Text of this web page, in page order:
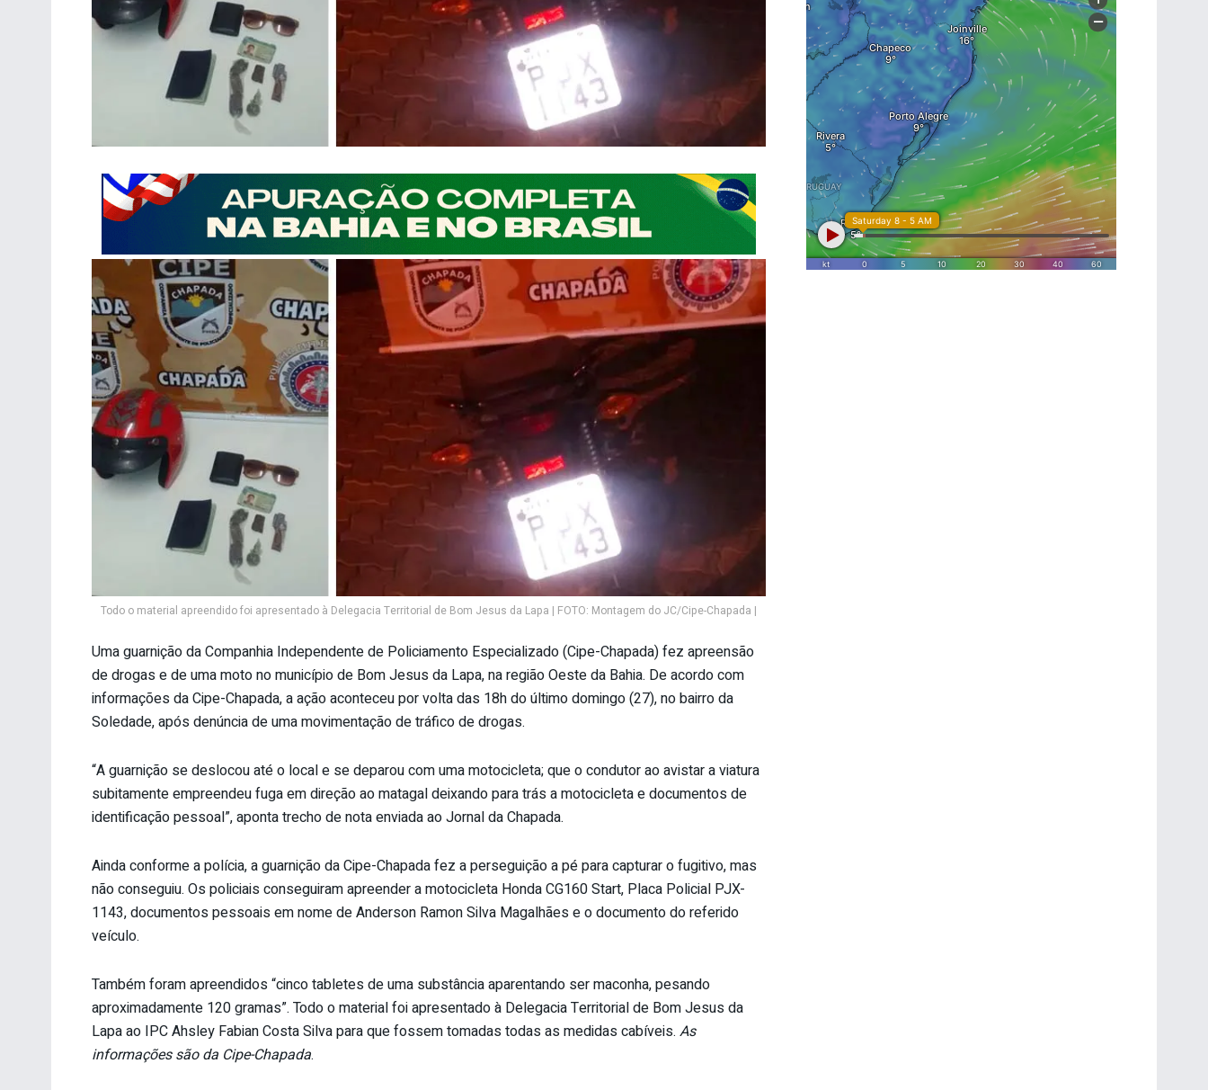
Todo o material apreendido foi apresentado à Delegacia Territorial de Bom Jesus da Lapa | FOTO: Montagem do JC/Cipe-Chapada |
Uma guarnição da Companhia Independente de Policiamento Especializado (Cipe-Chapada) fez apreensão
de drogas e de uma moto no município de Bom Jesus da Lapa, na região Oeste da Bahia. De acordo com
informações da Cipe-Chapada, a ação aconteceu por volta das 18h do último domingo (27), no bairro da
Soledade, após denúncia de uma movimentação de tráfico de drogas.
“A guarnição se deslocou até o local e se deparou com uma motocicleta; que o condutor ao avistar a viatura
subitamente empreendeu fuga em direção ao matagal deixando para trás a motocicleta e documentos de
identificação pessoal”, aponta trecho de nota enviada ao Jornal da Chapada.
Ainda conforme a polícia, a guarnição da Cipe-Chapada fez a perseguição a pé para capturar o fugitivo, mas
não conseguiu. Os policiais conseguiram apreender a motocicleta Honda CG160 Start, Placa Policial PJX-
1143, documentos pessoais em nome de Anderson Ramon Silva Magalhães e o documento do referido
veículo.
Também foram apreendidos “cinco tabletes de uma substância aparentando ser maconha, pesando
aproximadamente 120 gramas”. Todo o material foi apresentado à Delegacia Territorial de Bom Jesus da
Lapa ao IPC Ahsley Fabian Costa Silva para que fossem tomadas todas as medidas cabíveis. As
informações são da Cipe-Chapada.